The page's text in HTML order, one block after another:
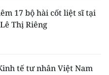
17 bộ hài cốt liệt sĩ tại
Thị Riêng
tế tư nhân Việt Nam